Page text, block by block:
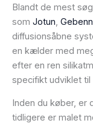
Blandt de mest
som Jotun,
diffusionsåbne
en kælder med
efter en ren
specifikt udviklet
Inden du køber,
tidligere er malet